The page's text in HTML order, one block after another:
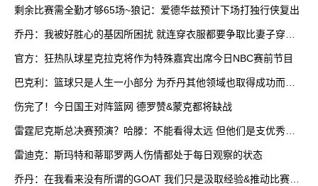
剩余比赛需全勤才够65场~狼记：爱德华兹预计下场打独行侠复出
乔丹：我被好胜心的基因所困扰 就连穿衣服都要争取比妻子穿得
官方：狂热队球星克拉克将作为特殊嘉宾出席今日NBC赛前节目
巴克利：篮球只是人生一小部分 为乔丹其他领域也取得成功而自
伤完了！今日国王对阵篮网 德罗赞&蒙克都将缺战
雷霆尼克斯总决赛预演？哈滕：不能看得太远 但他们是支优秀球
雷迪克：斯玛特和蒂耶罗两人伤情都处于每日观察的状态
乔丹：在我看来没有所谓的GOAT 我们只是汲取经验&推动比赛发